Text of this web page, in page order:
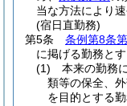
当な方法により
(宿日直勤務)
第5条
条例第8条
に掲げる勤務とす
(1)
本来の勤務
類等の保全、
を目的とする